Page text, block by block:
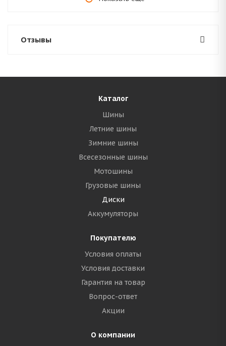
Отзывы
Каталог
Шины
Летние шины
Зимние шины
Всесезонные шины
Мотошины
Грузовые шины
Диски
Аккумуляторы
Покупателю
Условия оплаты
Условия доставки
Гарантия на товар
Вопрос-ответ
Акции
О компании